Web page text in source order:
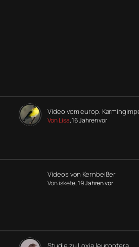
Video vom europ.
Von Lisa, 16 Jahren vor
Videos von Kernbeißer
Von iskete, 19 Jahren vor